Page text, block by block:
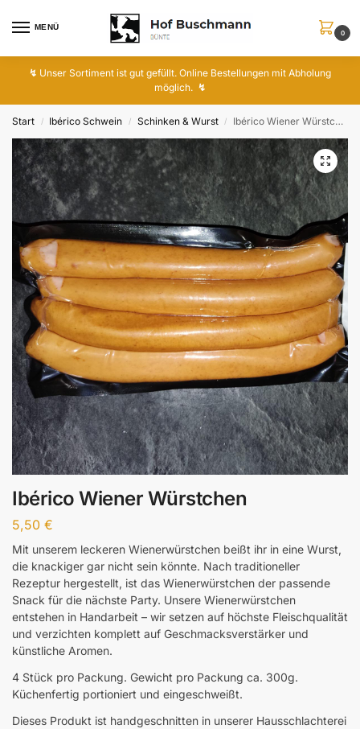
MENÜ
0
↯ Unser Sortiment ist gut gefüllt. Online Bestellungen mit Abholung
möglich. ↯
Start / Ibérico Schwein / Schinken & Wurst / Ibérico Wiener Würstchen
Ibérico Wiener Würstchen
5,50 €
Mit unserem leckeren Wienerwürstchen beißt ihr in eine Wurst,
die knackiger gar nicht sein könnte. Nach traditioneller
Rezeptur hergestellt, ist das Wienerwürstchen der passende
Snack für die nächste Party. Unsere Wienerwürstchen
entstehen in Handarbeit – wir setzen auf höchste Fleischqualität
und verzichten komplett auf Geschmacksverstärker und
künstliche Aromen.
4 Stück pro Packung. Gewicht pro Packung ca. 300g.
Küchenfertig portioniert und eingeschweißt.
Dieses Produkt ist handgeschnitten in unserer Hausschlachterei